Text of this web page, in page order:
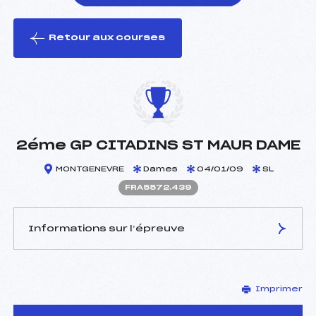
le ski
Retour aux courses
2éme GP CITADINS ST MAUR DAME
MONTGENEVRE Dames 04/01/09 SL
FRA5572.439
Informations sur l’épreuve
FEMY ROLAND (FRA)
Arbitre :
RIGAMONTI ORIANO
Imprimer